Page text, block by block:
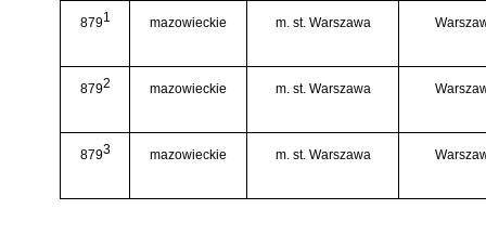
8791 mazowieckie m. st. Warszawa
8792 mazowieckie m. st. Warszawa
8793 mazowieckie m. st. Warszawa